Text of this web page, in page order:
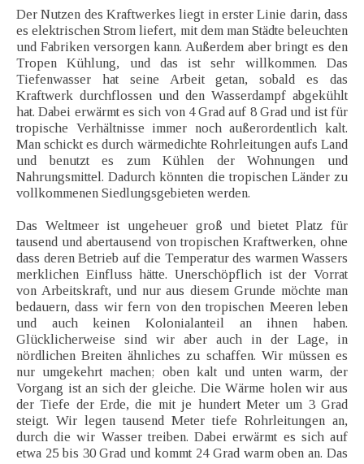
Der Nutzen des Kraftwerkes liegt in erster Linie darin, dass
es elektrischen Strom liefert, mit dem man Städte beleuchten
und Fabriken versorgen kann. Außerdem aber bringt es den
Tropen Kühlung, und das ist sehr willkommen. Das
Tiefenwasser hat seine Arbeit getan, sobald es das
Kraftwerk durchflossen und den Wasserdampf abgekühlt
hat. Dabei erwärmt es sich von 4 Grad auf 8 Grad und ist für
tropische Verhältnisse immer noch außerordentlich kalt.
Man schickt es durch wärmedichte Rohrleitungen aufs Land
und benutzt es zum Kühlen der Wohnungen und
Nahrungsmittel. Dadurch könnten die tropischen Länder zu
vollkommenen Siedlungsgebieten werden.
Das Weltmeer ist ungeheuer groß und bietet Platz für
tausend und abertausend von tropischen Kraftwerken, ohne
dass deren Betrieb auf die Temperatur des warmen Wassers
merklichen Einfluss hätte. Unerschöpflich ist der Vorrat
von Arbeitskraft, und nur aus diesem Grunde möchte man
bedauern, dass wir fern von den tropischen Meeren leben
und auch keinen Kolonialanteil an ihnen haben.
Glücklicherweise sind wir aber auch in der Lage, in
nördlichen Breiten ähnliches zu schaffen. Wir müssen es
nur umgekehrt machen; oben kalt und unten warm, der
Vorgang ist an sich der gleiche. Die Wärme holen wir aus
der Tiefe der Erde, die mit je hundert Meter um 3 Grad
steigt. Wir legen tausend Meter tiefe Rohrleitungen an,
durch die wir Wasser treiben. Dabei erwärmt es sich auf
etwa 25 bis 30 Grad und kommt 24 Grad warm oben an. Das